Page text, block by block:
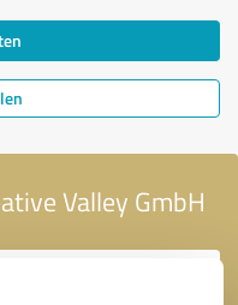
Valley GmbH